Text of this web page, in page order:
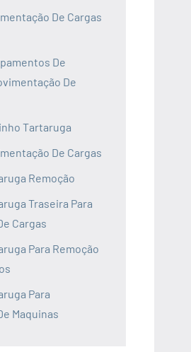
De Cargas
De
De
Tartaruga
De Cargas
Remoção
Traseira Para
Cargas
Para Remoção
Para
Maquinas